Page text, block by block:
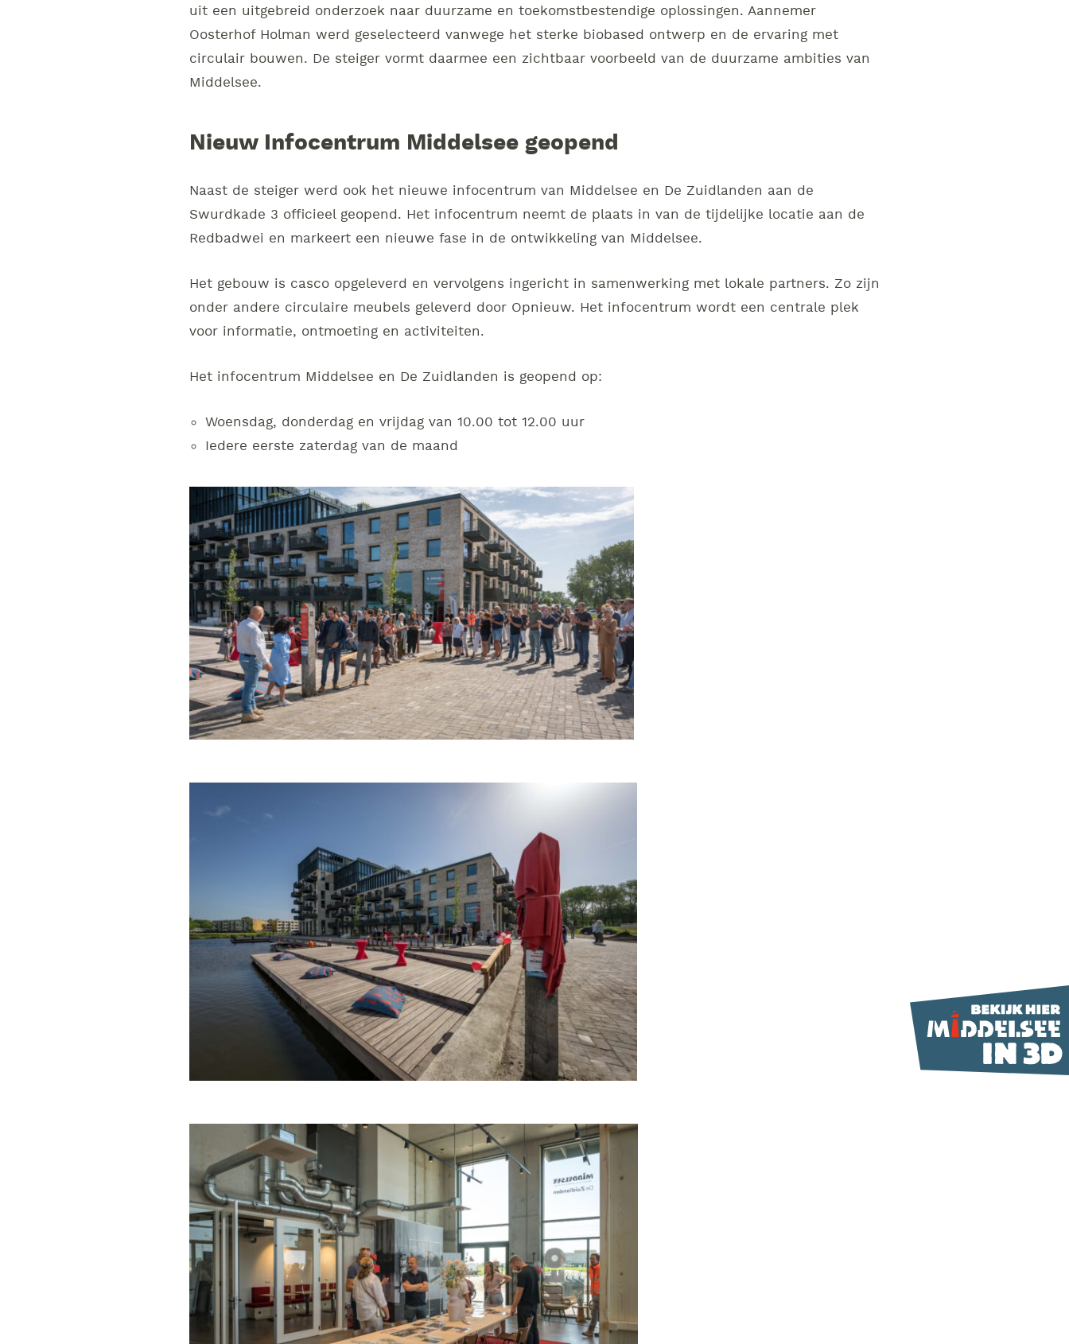
uit een uitgebreid onderzoek naar duurzame en toekomstbestendige oplossingen. Aannemer
Oosterhof Holman werd geselecteerd vanwege het sterke biobased ontwerp en de ervaring met
circulair bouwen. De steiger vormt daarmee een zichtbaar voorbeeld van de duurzame ambities van
Middelsee.
Nieuw Infocentrum Middelsee geopend
Naast de steiger werd ook het nieuwe infocentrum van Middelsee en De Zuidlanden aan de
Swurdkade 3 officieel geopend. Het infocentrum neemt de plaats in van de tijdelijke locatie aan de
Redbadwei en markeert een nieuwe fase in de ontwikkeling van Middelsee.
Het gebouw is casco opgeleverd en vervolgens ingericht in samenwerking met lokale partners. Zo zijn
onder andere circulaire meubels geleverd door Opnieuw. Het infocentrum wordt een centrale plek
voor informatie, ontmoeting en activiteiten.
Het infocentrum Middelsee en De Zuidlanden is geopend op:
Woensdag, donderdag en vrijdag van 10.00 tot 12.00 uur
Iedere eerste zaterdag van de maand